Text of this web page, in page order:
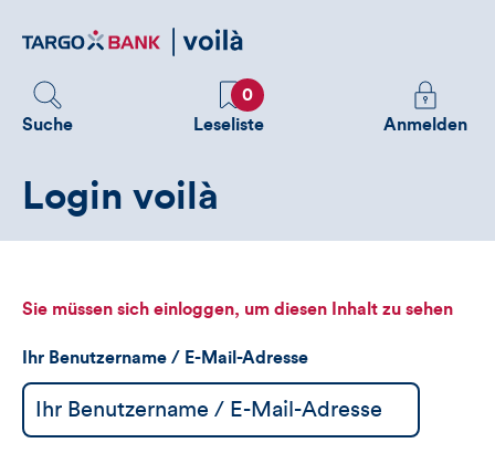
zum
Suche
Favoriten
0
Leseliste
Melden
Sie
sehen
Anmelden
Login voilà
Sie müssen sich einloggen, um diesen Inhalt zu sehen
Ihr Benutzername / E-Mail-Adresse